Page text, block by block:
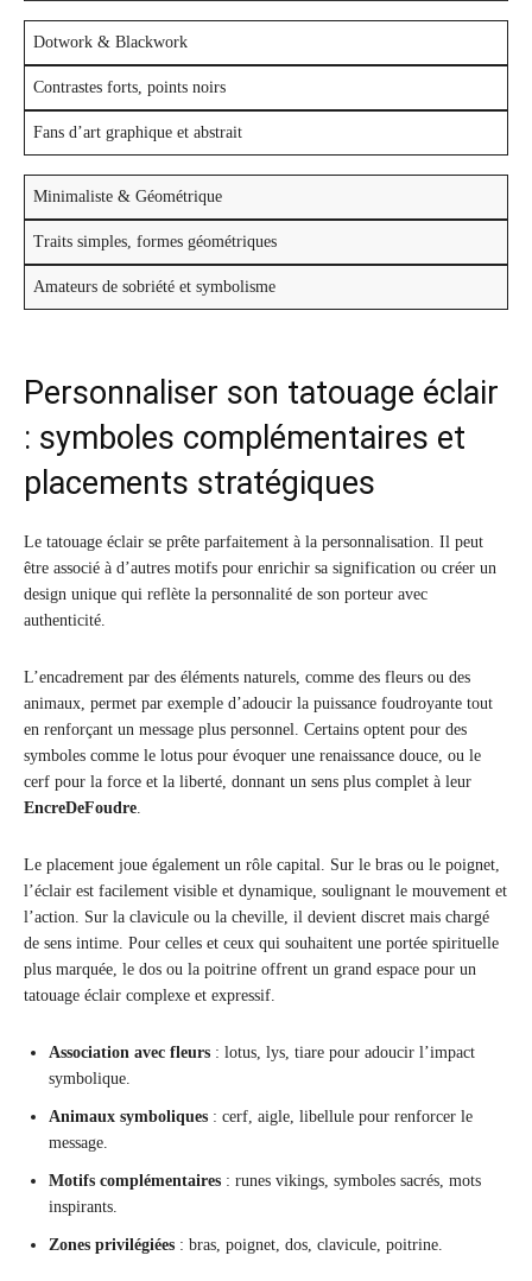
Dotwork & Blackwork
Contrastes forts, points noirs
Fans d’art graphique et abstrait
Minimaliste & Géométrique
Traits simples, formes géométriques
Amateurs de sobriété et symbolisme
Personnaliser son tatouage éclair
: symboles complémentaires et
placements stratégiques
Le tatouage éclair se prête parfaitement à la personnalisation. Il peut
être associé à d’autres motifs pour enrichir sa signification ou créer un
design unique qui reflète la personnalité de son porteur avec
authenticité.
L’encadrement par des éléments naturels, comme des fleurs ou des
animaux, permet par exemple d’adoucir la puissance foudroyante tout
en renforçant un message plus personnel. Certains optent pour des
symboles comme le lotus pour évoquer une renaissance douce, ou le
cerf pour la force et la liberté, donnant un sens plus complet à leur
EncreDeFoudre.
Le placement joue également un rôle capital. Sur le bras ou le poignet,
l’éclair est facilement visible et dynamique, soulignant le mouvement et
l’action. Sur la clavicule ou la cheville, il devient discret mais chargé
de sens intime. Pour celles et ceux qui souhaitent une portée spirituelle
plus marquée, le dos ou la poitrine offrent un grand espace pour un
tatouage éclair complexe et expressif.
Association avec fleurs : lotus, lys, tiare pour adoucir l’impact
symbolique.
Animaux symboliques : cerf, aigle, libellule pour renforcer le
message.
Motifs complémentaires : runes vikings, symboles sacrés, mots
inspirants.
Zones privilégiées : bras, poignet, dos, clavicule, poitrine.